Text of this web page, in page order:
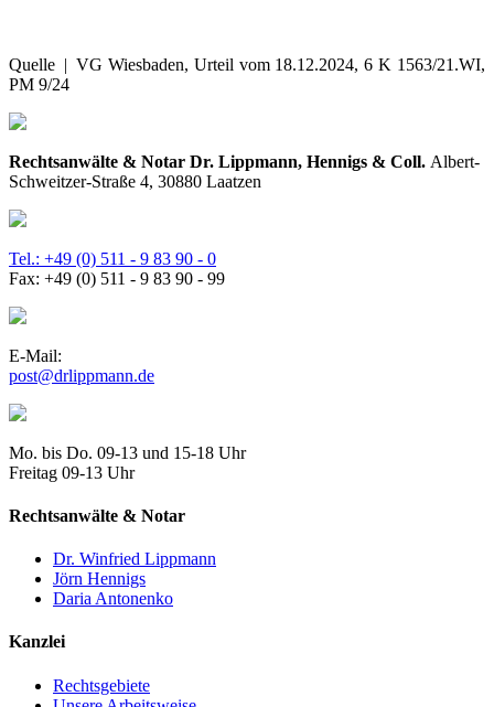
Quelle | VG Wiesbaden, Urteil vom 18.12.2024, 6 K 1563/21.WI,
PM 9/24
Rechtsanwälte & Notar Dr. Lippmann, Hennigs & Coll. Albert-
Schweitzer-Straße 4, 30880 Laatzen
Tel.: +49 (0) 511 - 9 83 90 - 0
Fax: +49 (0) 511 - 9 83 90 - 99
E-Mail:
post@drlippmann.de
Mo. bis Do. 09-13 und 15-18 Uhr
Freitag 09-13 Uhr
Rechtsanwälte & Notar
Dr. Winfried Lippmann
Jörn Hennigs
Daria Antonenko
Kanzlei
Rechtsgebiete